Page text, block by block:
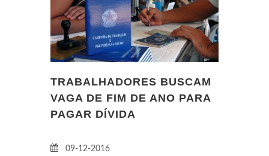
TRABALHADORES BUSCAM
VAGA DE FIM DE ANO PARA
PAGAR DÍVIDA
09-12-2016